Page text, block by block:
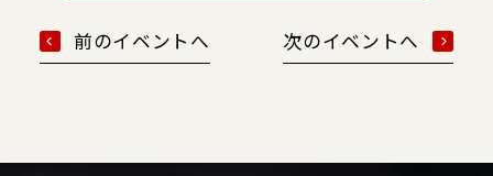
前のイベントへ 次のイベントへ